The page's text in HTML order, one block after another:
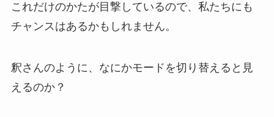
これだけのかたが目撃しているので、私たちにも
チャンスはあるかもしれません。
釈さんのように、なにかモードを切り替えると見
えるのか？